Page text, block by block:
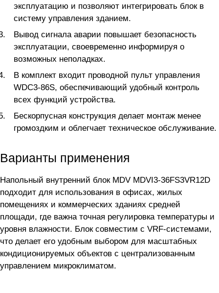
эксплуатацию и позволяют интегрировать блок в
систему управления зданием.
Вывод сигнала аварии повышает безопасность
эксплуатации, своевременно информируя о
возможных неполадках.
В комплект входит проводной пульт управления
WDC3-86S, обеспечивающий удобный контроль
всех функций устройства.
Бескорпусная конструкция делает монтаж менее
громоздким и облегчает техническое обслуживание.
Варианты применения
Напольный внутренний блок MDV MDVI3-36FS3VR12D
подходит для использования в офисах, жилых
помещениях и коммерческих зданиях средней
площади, где важна точная регулировка температуры и
уровня влажности. Блок совместим с VRF-системами,
что делает его удобным выбором для масштабных
кондиционируемых объектов с централизованным
управлением микроклиматом.